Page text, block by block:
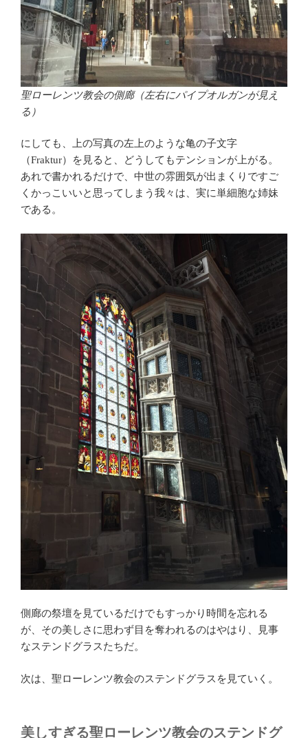
聖ローレンツ教会の側廊（左右にパイプオルガンが見え
る）
にしても、上の写真の左上のような亀の子文字
（Fraktur）を見ると、どうしてもテンションが上がる。
あれで書かれるだけで、中世の雰囲気が出まくりですご
くかっこいいと思ってしまう我々は、実に単細胞な姉妹
である。
側廊の祭壇を見ているだけでもすっかり時間を忘れる
が、その美しさに思わず目を奪われるのはやはり、見事
なステンドグラスたちだ。
次は、聖ローレンツ教会のステンドグラスを見ていく。
美しすぎる聖ローレンツ教会のステンドグ